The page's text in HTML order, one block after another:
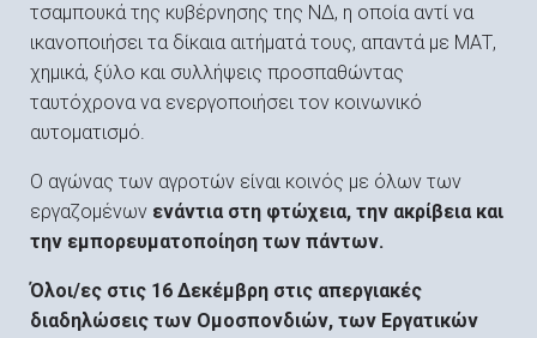
τσαμπουκά της κυβέρνησης της ΝΔ, η οποία αντί να
ικανοποιήσει τα δίκαια αιτήματά τους, απαντά με ΜΑΤ,
χημικά, ξύλο και συλλήψεις προσπαθώντας
ταυτόχρονα να ενεργοποιήσει τον κοινωνικό
αυτοματισμό.
Ο αγώνας των αγροτών είναι κοινός με όλων των
εργαζομένων ενάντια στη φτώχεια, την ακρίβεια και
την εμπορευματοποίηση των πάντων.
Όλοι/ες στις 16 Δεκέμβρη στις απεργιακές
διαδηλώσεις των Ομοσπονδιών, των Εργατικών